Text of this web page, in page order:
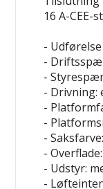
16 A-CEE-
-
-
-
- Drivning:
-
-
-
-
- Udstyr:
-